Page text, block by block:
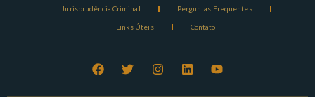
Jurisprudência Criminal Perguntas Frequentes
Links Úteis Contato